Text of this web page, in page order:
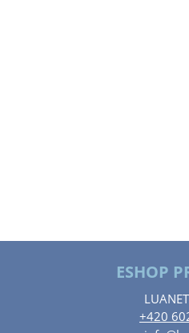
ESHOP
+420